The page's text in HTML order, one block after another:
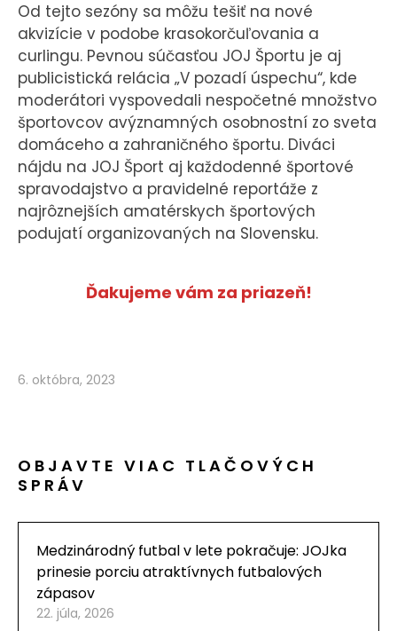
Od tejto sezóny sa môžu tešiť na nové
akvizície v podobe krasokorčuľovania a
curlingu. Pevnou súčasťou JOJ Športu je aj
publicistická relácia „V pozadí úspechu“, kde
moderátori vyspovedali nespočetné množstvo
športovcov avýznamných osobnostní zo sveta
domáceho a zahraničného športu. Diváci
nájdu na JOJ Šport aj každodenné športové
spravodajstvo a pravidelné reportáže z
najrôznejších amatérskych športových
podujatí organizovaných na Slovensku.
Ďakujeme vám za priazeň!
6. októbra, 2023
OBJAVTE VIAC TLAČOVÝCH
SPRÁV
Medzinárodný futbal v lete pokračuje: JOJka
prinesie porciu atraktívnych futbalových
zápasov
22. júla, 2026